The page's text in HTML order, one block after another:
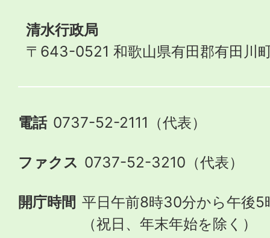
清水行政局
〒643-0521 和歌山県有田郡有田川
電話 0737-52-2111（代表）
ファクス 0737-52-3210（代表）
開庁時間 平日午前8時30分から午後5
（祝日、年末年始を除く）